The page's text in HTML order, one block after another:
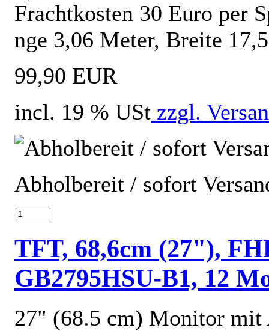
Frachtkosten 30 Euro per
nge 3,06 Meter, Breite
99,90 EUR
incl. 19 % USt zzgl.
Abholbereit / sofort
TFT, 68,6cm (27"),
GB2795HSU-B1, 12
27" (68.5 cm) Monitor mit